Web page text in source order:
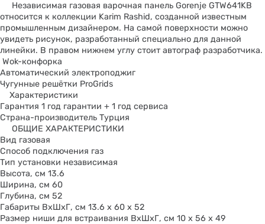
Независимая газовая варочная панель Gorenje GTW641KB
относится к коллекции Karim Rashid, созданной известным
промышленным дизайнером. На самой поверхности можно
увидеть рисунок, разработанный специально для данной
линейки. В правом нижнем углу стоит автограф разработчика.
Wok-конфорка
Автоматический электроподжиг
Чугунные решётки ProGrids
Характеристики
Гарантия 1 год гарантии + 1 год сервиса
Страна-производитель Турция
ОБЩИЕ ХАРАКТЕРИСТИКИ
Вид газовая
Способ подключения газ
Тип установки независимая
Высота, см 13.6
Ширина, см 60
Глубина, см 52
Габариты ВхШхГ, см 13.6 x 60 x 52
Размер ниши для встраивания ВхШхГ, см 10 x 56 x 49